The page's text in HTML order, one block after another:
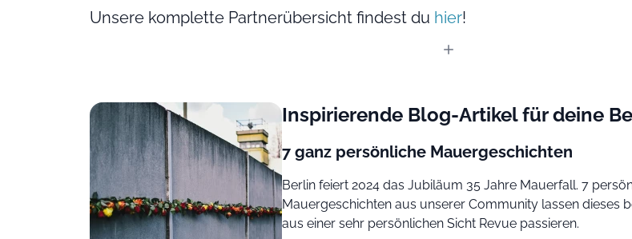
Unsere komplette Partnerübersicht findest du hier!
Inspirierende Blog-Artikel für deine
7 ganz persönliche Mauergeschichten
Berlin feiert 2024 das Jubiläum 35 Jahre Mauerfall. 7
Mauergeschichten aus unserer Community lassen dieses
aus einer sehr persönlichen Sicht Revue passieren.